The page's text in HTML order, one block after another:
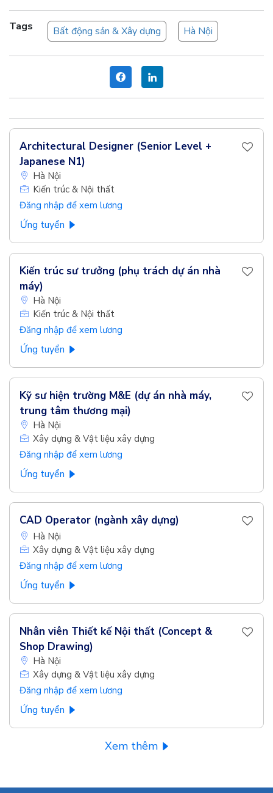
Tags Bất động sản & Xây dựng Hà Nội
Architectural Designer (Senior Level +
Japanese N1)
Hà Nội
Kiến trúc & Nội thất
Đăng nhập để xem lương
Ứng tuyển
Kiến trúc sư trưởng (phụ trách dự án nhà
máy)
Hà Nội
Kiến trúc & Nội thất
Đăng nhập để xem lương
Ứng tuyển
Kỹ sư hiện trường M&E (dự án nhà máy,
trung tâm thương mại)
Hà Nội
Xây dựng & Vật liệu xây dựng
Đăng nhập để xem lương
Ứng tuyển
CAD Operator (ngành xây dựng)
Hà Nội
Xây dựng & Vật liệu xây dựng
Đăng nhập để xem lương
Ứng tuyển
Nhân viên Thiết kế Nội thất (Concept &
Shop Drawing)
Hà Nội
Xây dựng & Vật liệu xây dựng
Đăng nhập để xem lương
Ứng tuyển
Xem thêm